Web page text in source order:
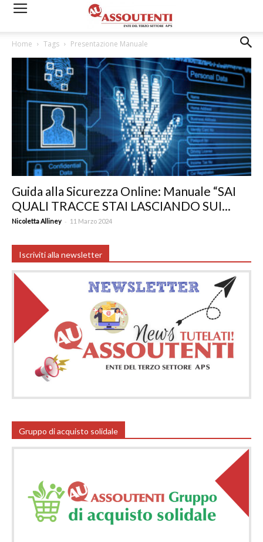
Home Tags Presentazione Manuale
Guida alla Sicurezza Online: Manuale “SAI
QUALI TRACCE STAI LASCIANDO SUI...
Nicoletta Alliney - 11 Marzo 2024
Iscriviti alla newsletter
Gruppo di acquisto solidale